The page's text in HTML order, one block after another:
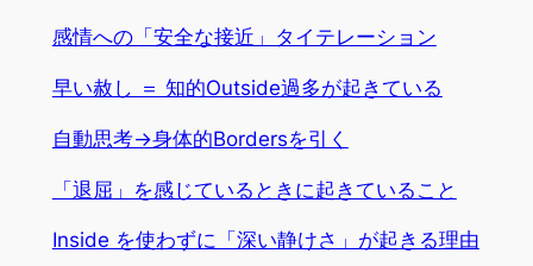
感情への「安全な接近」タイテレーション
早い赦し ＝ 知的Outside過多が起きている
自動思考→身体的Bordersを引く
「退屈」を感じているときに起きていること
Inside を使わずに「深い静けさ」が起きる理由